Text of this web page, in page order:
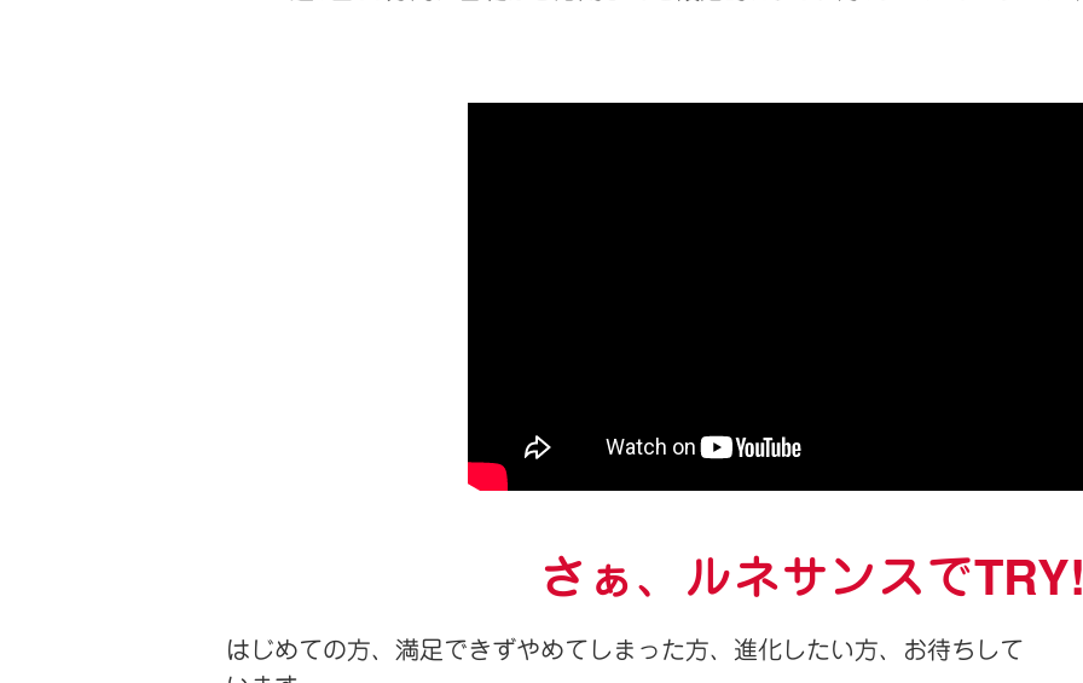
さぁ、ルネサンスで
はじめての方、満足できずやめてしまった方、進化したい方、お待ちして